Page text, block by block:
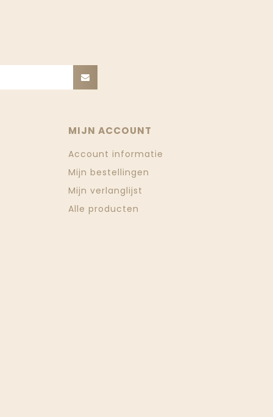
MIJN ACCOUNT
Account informatie
Mijn bestellingen
Mijn verlanglijst
Alle producten